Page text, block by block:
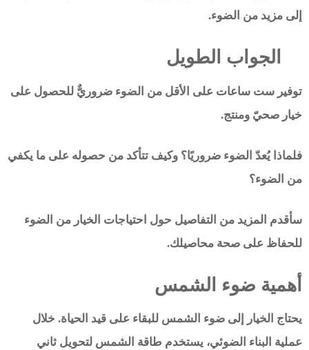
إلى مزيد من الضوء.
الجواب الطويل
توفير ست ساعات على الأقل من الضوء ضروريٌّ للحصول على
خيار صحيّ ومنتج.
فلماذا يُعدّ الضوء ضروريًا؟ وكيف تتأكد من حصوله على ما يكفي
من الضوء؟
سأقدم المزيد من التفاصيل حول احتياجات الخيار من الضوء
للحفاظ على صحة محاصيلك.
أهمية ضوء الشمس
يحتاج الخيار إلى ضوء الشمس للبقاء على قيد الحياة. خلال
عملية البناء الضوئي، يستخدم طاقة الشمس لتحويل ثاني